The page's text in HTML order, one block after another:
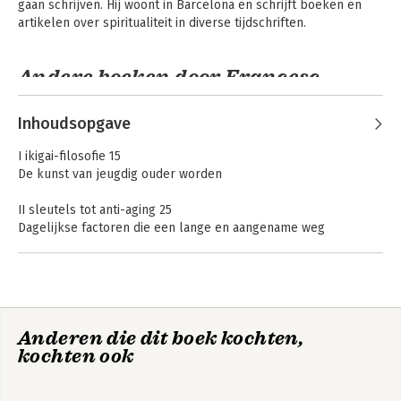
Vind je ikigai
Wabi sabi
Ganbatte Shinrin-yoku
gaan schrijven. Hij woont in Barcelona en schrijft boeken en
artikelen over spiritualiteit in diverse tijdschriften.
Andere boeken door Francesc
Miralles
(Limited edition)
Inhoudsopgave
I ikigai-filosofie 15
De kunst van jeugdig ouder worden
II sleutels tot anti-aging 25
Dagelijkse factoren die een lange en aangename weg
IV van logotherapie naar ikigai 63
Anderen die dit boek kochten,
kochten ook